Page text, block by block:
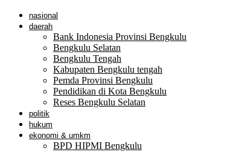
nasional
daerah
Bank Indonesia Provinsi Bengkulu
Bengkulu Selatan
Bengkulu Tengah
Kabupaten Bengkulu tengah
Pemda Provinsi Bengkulu
Pendidikan di Kota Bengkulu
Reses Bengkulu Selatan
politik
hukum
ekonomi & umkm
BPD HIPMI Bengkulu